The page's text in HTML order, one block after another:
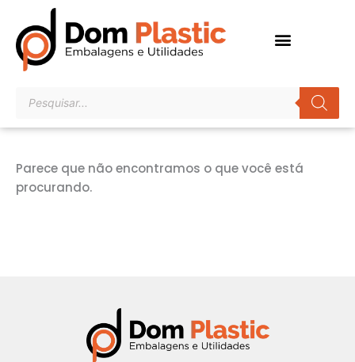
para
conteúdo
produtos
Parece que não encontramos o que você está
procurando.